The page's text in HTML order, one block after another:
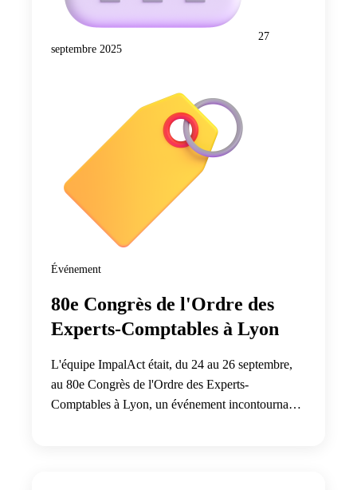
27
septembre 2025
Événement
80e Congrès de l'Ordre des
Experts-Comptables à Lyon
L'équipe ImpalAct était, du 24 au 26 septembre,
au 80e Congrès de l'Ordre des Experts-
Comptables à Lyon, un événement incontournable